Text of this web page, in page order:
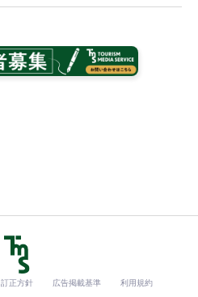
訂正方針 広告掲載基準 利用規約